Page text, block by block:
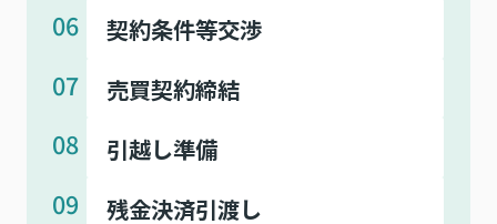
契約条件等交渉
06
売買契約締結
07
引越し準備
08
残金決済引渡し
09